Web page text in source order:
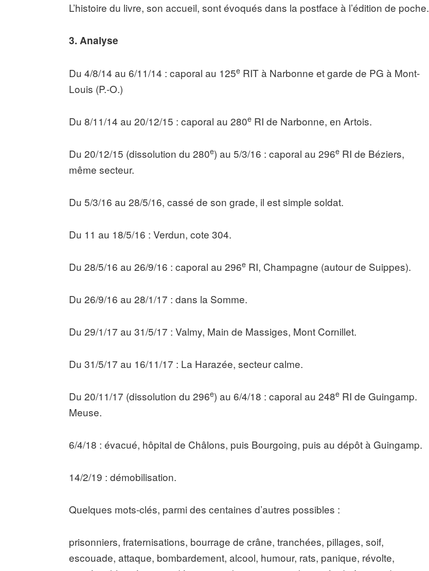
L’histoire du livre, son accueil, sont évoqués dans la postface à l’édition de poche.
3. Analyse
Du 4/8/14 au 6/11/14 : caporal au 125e RIT à Narbonne et garde de PG à Mont-
Louis (P.-O.)
Du 8/11/14 au 20/12/15 : caporal au 280e RI de Narbonne, en Artois.
Du 20/12/15 (dissolution du 280e) au 5/3/16 : caporal au 296e RI de Béziers,
même secteur.
Du 5/3/16 au 28/5/16, cassé de son grade, il est simple soldat.
Du 11 au 18/5/16 : Verdun, cote 304.
Du 28/5/16 au 26/9/16 : caporal au 296e RI, Champagne (autour de Suippes).
Du 26/9/16 au 28/1/17 : dans la Somme.
Du 29/1/17 au 31/5/17 : Valmy, Main de Massiges, Mont Cornillet.
Du 31/5/17 au 16/11/17 : La Harazée, secteur calme.
Du 20/11/17 (dissolution du 296e) au 6/4/18 : caporal au 248e RI de Guingamp.
Meuse.
6/4/18 : évacué, hôpital de Châlons, puis Bourgoing, puis au dépôt à Guingamp.
14/2/19 : démobilisation.
Quelques mots-clés, parmi des centaines d’autres possibles :
prisonniers, fraternisations, bourrage de crâne, tranchées, pillages, soif,
escouade, attaque, bombardement, alcool, humour, rats, panique, révolte,